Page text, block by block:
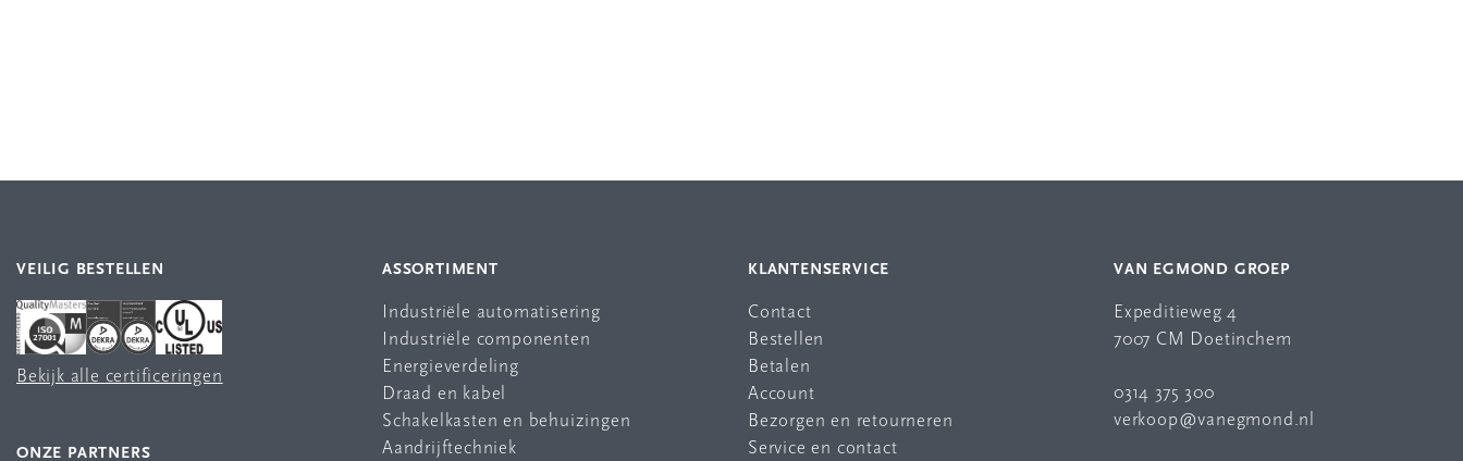
VEILIG BESTELLEN
Bekijk alle certificeringen
ONZE PARTNERS
ASSORTIMENT
Industriële automatisering
Industriële componenten
Energieverdeling
Draad en kabel
Schakelkasten en behuizingen
Aandrijftechniek
KLANTENSERVICE
Contact
Bestellen
Betalen
Account
Bezorgen en retourneren
Service en contact
VAN EGMOND GROEP
Expeditieweg 4
7007 CM Doetinchem
0314 375 300
verkoop@vanegmond.nl